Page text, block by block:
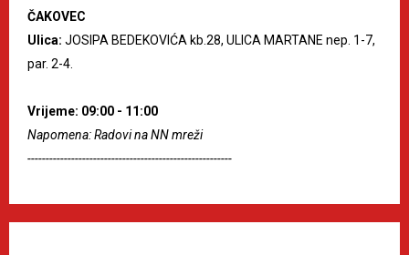
ČAKOVEC
Ulica: JOSIPA BEDEKOVIĆA kb.28, ULICA MARTANE nep. 1-7,
par. 2-4.
Vrijeme: 09:00 - 11:00
Napomena: Radovi na NN mreži
--------------------------------------------------------